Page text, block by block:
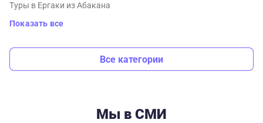
Туры в Ергаки из Абакана
Показать все
Все категории
Мы в СМИ